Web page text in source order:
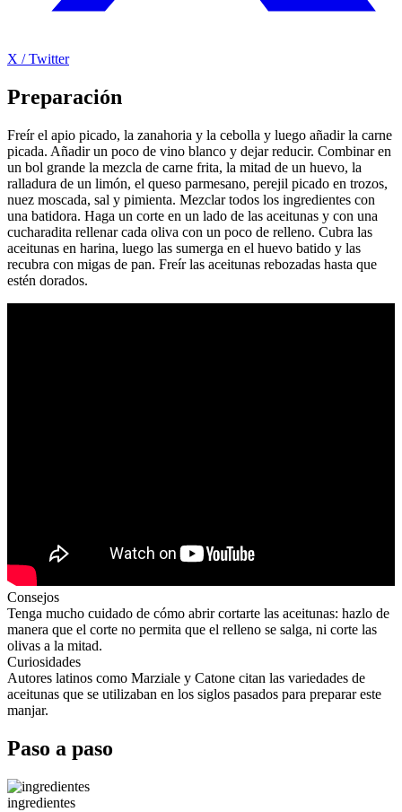
X / Twitter
Preparación
Freír el apio picado, la zanahoria y la cebolla y luego añadir la carne
picada. Añadir un poco de vino blanco y dejar reducir. Combinar en
un bol grande la mezcla de carne frita, la mitad de un huevo, la
ralladura de un limón, el queso parmesano, perejil picado en trozos,
nuez moscada, sal y pimienta. Mezclar todos los ingredientes con
una batidora. Haga un corte en un lado de las aceitunas y con una
cucharadita rellenar cada oliva con un poco de relleno. Cubra las
aceitunas en harina, luego las sumerga en el huevo batido y las
recubra con migas de pan. Freír las aceitunas rebozadas hasta que
estén dorados.
Consejos
Tenga mucho cuidado de cómo abrir cortarte las aceitunas: hazlo de
manera que el corte no permita que el relleno se salga, ni corte las
olivas a la mitad.
Curiosidades
Autores latinos como Marziale y Catone citan las variedades de
aceitunas que se utilizaban en los siglos pasados para preparar este
manjar.
Paso a paso
ingredientes